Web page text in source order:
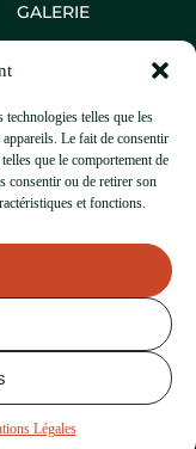
telles que les
Le fait de consentir
que le comportement de
consentir ou de retirer son
et fonctions.
Légales
GALERIE
CONTACT
Annecy
4 50 33 54 52